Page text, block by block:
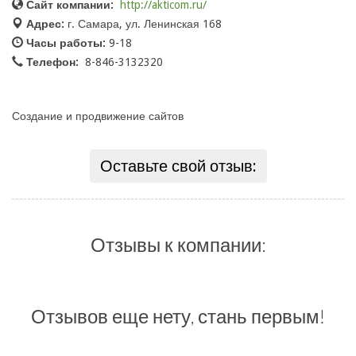
Сайт компании:
http://akticom.ru/
Адрес: г. Самара, ул. Ленинская 168
Часы работы: 9-18
Телефон: 8-846-3132320
Создание и продвижение сайтов
Оставьте свой отзыв:
Отзывы к компании:
Отзывов еще нету, стань первым!